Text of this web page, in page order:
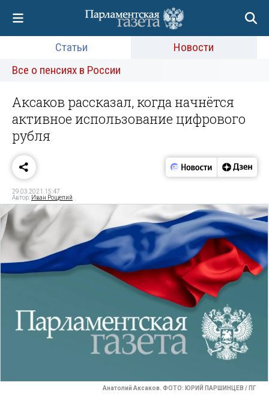
Статьи
Новости
Все о пенсиях в России
Аксаков рассказал, когда начнётся
активное использование цифрового
рубля
29.03.2021 15:47
Автор: Иван Рощепий
Анатолий Аксаков. ФОТО: ЮРИЙ ПАРШИНЦЕВ / ПГ